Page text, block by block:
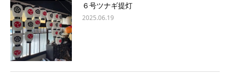
６号ツナギ提灯
2025.06.19